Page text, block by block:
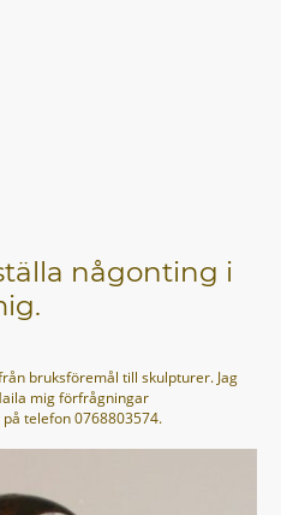
någonting i
bruksföremål till skulpturer. Jag
mig förfrågningar
telefon 0768803574.